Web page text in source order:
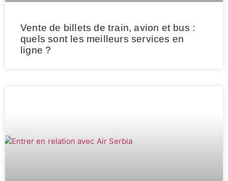
Vente de billets de train, avion et bus :
quels sont les meilleurs services en
ligne ?